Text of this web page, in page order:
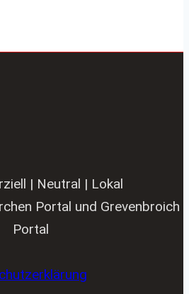
| Neutral | Lokal
Portal und Grevenbroich
Portal